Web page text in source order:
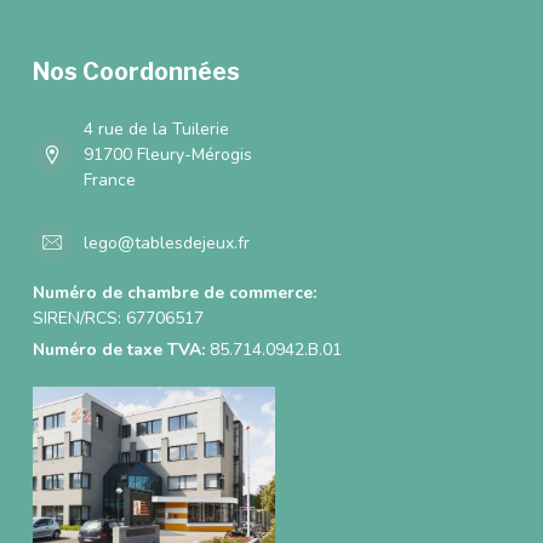
Nos Coordonnées
4 rue de la Tuilerie
91700 Fleury-Mérogis
France
lego@tablesdejeux.fr
Numéro de chambre de commerce:
SIREN/RCS: 67706517
Numéro de taxe TVA: 85.714.0942.B.01